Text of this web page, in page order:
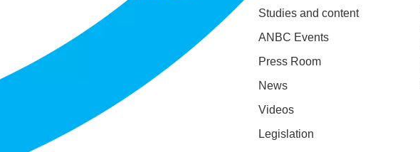
Studies and content
ANBC Events
Press Room
News
Videos
Legislation